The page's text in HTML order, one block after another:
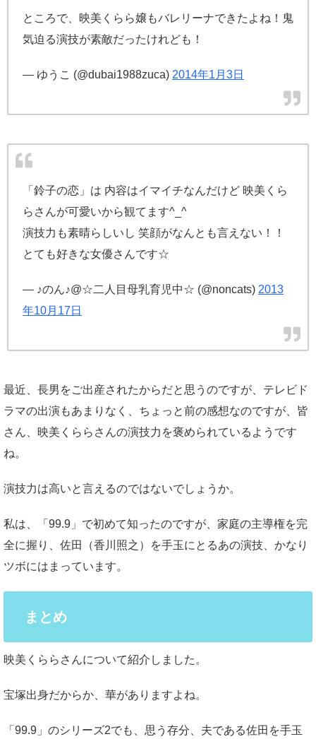
ところで、映美くらら嬢もバレリーナできたよね！鬼
気迫る演技が素敵だったけれども！
— ゆうこ (@dubai1988zuca) 2014年1月3日
「鈴子の恋」は 内容はイマイチなんだけど 映美くら
らさんが可愛いから観てます^_^
演技力も素晴らしいし 笑顔がなんとも言えない！！
とても好きな女優さんです☆
— ♪のん♪@☆二人目母乳育児中☆ (@noncats) 2013
年10月17日
最近、長男をご出産されたからだと思うのですが、テレビド
ラマの出演もあまりなく、ちょっと前の感想なのですが、皆
さん、映美くららさんの演技力を褒められているようです
ね。
演技力は高いと言えるのではないでしょうか。
私は、「99.9」で初めて知ったのですが、家庭の主導権を完
全に握り、佐田（香川照之）を手玉にとるあの演技、かなり
ツボにはまっています。
まとめ
映美くららさんについて紹介しました。
宝塚出身だからか、華がありますよね。
「99.9」のシリーズ2でも、思う存分、夫である佐田を手玉